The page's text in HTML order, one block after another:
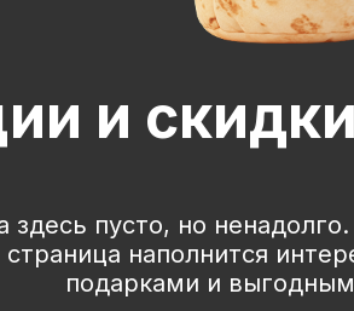
и
здесь пусто, но
страница наполнится
подарками и